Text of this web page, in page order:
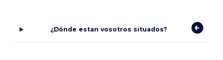
¿Dónde estan vosotros situados?